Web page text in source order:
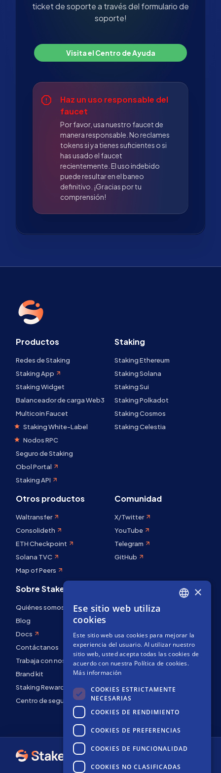
ticket de soporte a través del formulario de
soporte!
Visita el Centro de Ayuda
Haz un uso responsable del
faucet
Por favor, usa nuestro faucet de
manera responsable. No reclames
tokens si ya tienes suficientes o si
has usado el faucet
recientemente. El uso indebido
puede resultar en el baneo
definitivo. ¡Gracias por tu
comprensión!
Productos
Redes de Staking
Staking App
Staking Widget
Balanceador de carga Web3
Multicoin Faucet
Staking White-Label
Nodos RPC
Seguro de Staking
Obol Portal
Staking API
Staking
Staking Ethereum
Staking Solana
Staking Sui
Staking Polkadot
Staking Cosmos
Staking Celestia
Otros productos
Waltransfer
Consolideth
ETH Checkpoint
Solana TVC
Map of Peers
Comunidad
X/Twitter
YouTube
Telegram
GitHub
Sobre Stakely
Quiénes somos
Blog
Docs
Contáctanos
Trabaja con nosotros
Brand kit
Staking Rewards
Centro de seguridad
FRENCH
×
Ese sitio web utiliza
cookies
Este sitio web usa cookies para mejorar la
experiencia del usuario. Al utilizar nuestro
sitio web, usted acepta todas las cookies de
acuerdo con nuestra Política de cookies.
Más información
COOKIES ESTRICTAMENTE
NECESARIAS
COOKIES DE RENDIMIENTO
COOKIES DE PREFERENCIAS
COOKIES DE FUNCIONALIDAD
COOKIES NO CLASIFICADAS